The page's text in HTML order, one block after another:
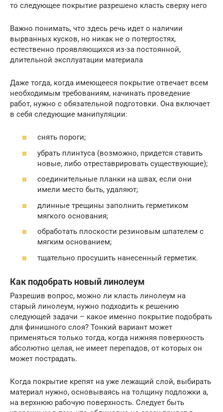
то следующее покрытие разрешено класть сверху него
Важно понимать, что здесь речь идет о наличии
вырванных кусков, но никак не о потертостях,
естественно проявляющихся из-за постоянной,
длительной эксплуатации материала
Даже тогда, когда имеющееся покрытие отвечает всем
необходимым требованиям, начинать проведение
работ, нужно с обязательной подготовки. Она включает
в себя следующие манипуляции:
снять пороги;
убрать плинтуса (возможно, придется ставить
новые, либо отреставрировать существующие);
соединительные планки на швах, если они
имели место быть, удаляют;
длинные трещины заполнить герметиком
мягкого основания;
обработать плоскости резиновым шпателем с
мягким основанием;
тщательно просушить нанесенный герметик.
Как подобрать новый линолеум
Разрешив вопрос, можно ли класть линолеум на
старый линолеум, нужно подходить к решению
следующей задачи – какое именно покрытие подобрать
для финишного слоя? Тонкий вариант может
применяться только тогда, когда нижняя поверхность
абсолютно целая, не имеет перепадов, от которых он
может пострадать.
Когда покрытие крепят на уже лежащий слой, выбирать
материал нужно, основываясь на толщину подложки а,
на верхнюю рабочую поверхность. Следует быть